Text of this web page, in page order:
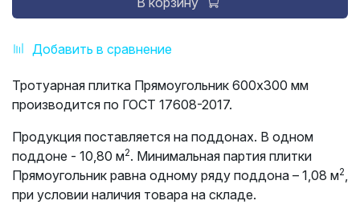
Добавить в сравнение
Тротуарная плитка Прямоугольник 600х300 мм
производится по ГОСТ 17608-2017.
Продукция поставляется на поддонах. В одном
поддоне - 10,80 м2. Минимальная партия плитки
Прямоугольник равна одному ряду поддона – 1,08 м2
при условии наличия товара на складе.